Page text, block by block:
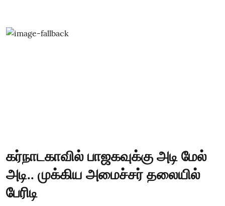
கர்நாடகாவில் பாஜகவுக்கு அடி மேல்
அடி.. முக்கிய அமைச்சர் தலையில்
பேரிடி